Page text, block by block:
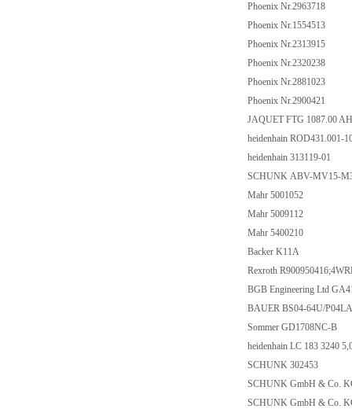
Phoenix Nr.2963718
Phoenix Nr.1554513
Phoenix Nr.2313915
Phoenix Nr.2320238
Phoenix Nr.2881023
Phoenix Nr.2900421
JAQUET FTG 1087.00
heidenhain ROD431.001-
heidenhain 313119-01
SCHUNK ABV-MV15-
Mahr 5001052
Mahr 5009112
Mahr 5400210
Backer K11A
Rexroth
BGB Engineering Ltd
BAUER BS04-64U/
Sommer GD1708NC-B
heidenhain LC 183 3240
SCHUNK 302453
SCHUNK GmbH & Co.
SCHUNK GmbH & Co.